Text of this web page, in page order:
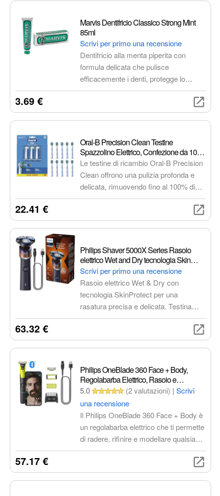
Confezione da 2.
Marvis Dentifricio Classico Strong Mint
85ml
Scrivi per primo una recensione
Dentifricio alla menta piperita con
formula delicata che pulisce
efficacemente i denti, protegge lo
smalto e promuove la salute orale con
fluoro e xilitolo. Dona una sensazione
di freschezza intensa e duratura.
3.69 €
Oral-B Precision Clean Testine
Spazzolino Elettrico, Confezione da 10
Testine di Ricambio, 3 Tipi di Setole per
una Pulizia Precisa e Sbiancante,
Indicatore di Utilizzo della Testina
Le testine di ricambio Oral-B Precision
Clean offrono una pulizia profonda e
delicata, rimuovendo fino al 100% di
placca in più rispetto a uno spazzolino
anche le zone più difficili da
ottimale.
22.41 €
Philips Shaver 5000X Series Rasoio
elettrico Wet and Dry tecnologia Skin
Protect, testina flessibile a 360°, 1 ora di
ricarica/ricarica rapida di 5 minuti,
cappuccio a P, Arancione, modello
X5012/00
Scrivi per primo una recensione
Rasoio elettrico Wet & Dry con
tecnologia SkinProtect per una
rasatura precisa e delicata. Testina
flessibile a 360°, 27 lame auto affilanti
SkinGlide, sistema anticorrosione,
50 minuti.
63.32 €
Philips OneBlade 360 Face + Body,
Regolabarba Elettrico, Rasoio e
Spazzola con Tecnologia a 360°
5.0 (2 valutazioni) |Scrivi
una recensione
Il Philips OneBlade 360 Face + Body è
un regolabarba elettrico che ti permette
di radere, rifinire e modellare qualsiasi
lunghezza di peli su viso e corpo. La
sua tecnologia a 360° garantisce una
rasatura precisa e confortevole, con un
57.17 €